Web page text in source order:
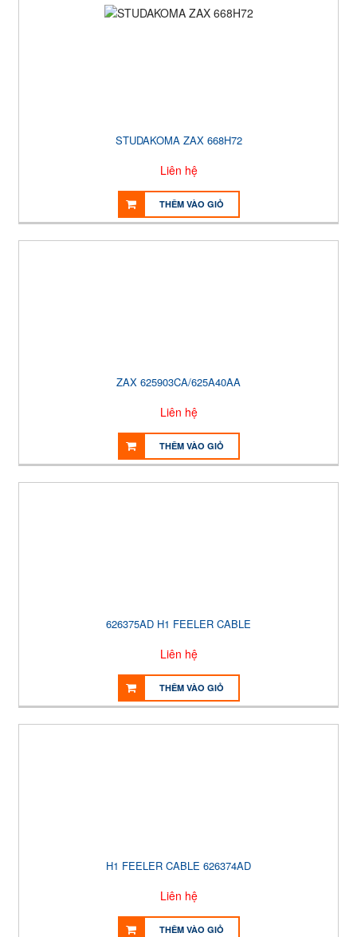
STUDAKOMA ZAX 668H72
Liên hệ
THÊM VÀO GIỎ
ZAX 625903CA/625A40AA
Liên hệ
THÊM VÀO GIỎ
626375AD H1 FEELER CABLE
Liên hệ
THÊM VÀO GIỎ
H1 FEELER CABLE 626374AD
Liên hệ
THÊM VÀO GIỎ